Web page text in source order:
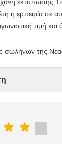
εκτύπωσης
η εμπειρία σε
τιμή και